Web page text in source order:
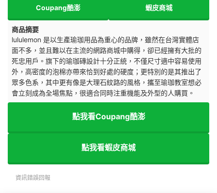
Coupang酷澎 蝦皮商城
商品摘要
lululemon 是以生產瑜珈用品為重心的品牌，雖然在台灣實體店
面不多，並且難以在主流的網路商城中購得，卻已經擁有大批的
死忠用戶。旗下的瑜珈磚設計十分正統，不僅尺寸適中容易使用
外，高密度的泡棉亦帶來恰到好處的硬度；更特別的是其推出了
眾多色系，其中更有像是大理石紋路的風格，攜至瑜珈教室想必
會立刻成為全場焦點，很適合同時注重機能及外型的人購買。
點我看Coupang酷澎
點我看蝦皮商城
資訊錯誤回報